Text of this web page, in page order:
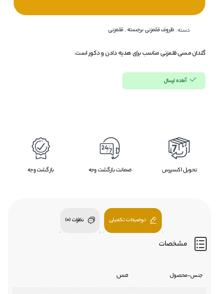
دسته : ظروف قلمزنی برجسته ,قلمزنی
گلدان مسی قلمزنی مناسب برای هدیه دادن و دکور است.
آماده ارسال
تحویل اکسپرس ضمانت بازگشت وجه بازگشت وجه
توضیحات تکمیلی نظرات (0)
مشخصات
جنس-محصول مس